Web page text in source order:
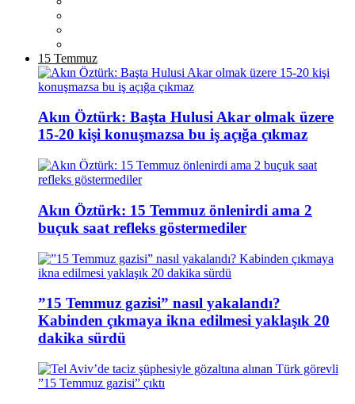
15 Temmuz
Akın Öztürk: Başta Hulusi Akar olmak üzere
15-20 kişi konuşmazsa bu iş açığa çıkmaz
Akın Öztürk: 15 Temmuz önlenirdi ama 2
buçuk saat refleks göstermediler
”15 Temmuz gazisi” nasıl yakalandı?
Kabinden çıkmaya ikna edilmesi yaklaşık 20
dakika sürdü